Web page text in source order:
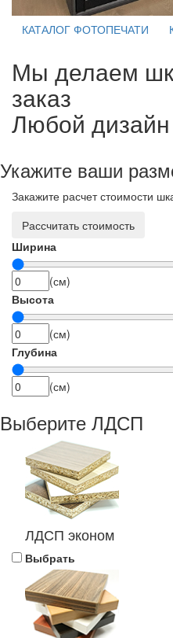
КАТАЛОГ ФОТОПЕЧАТИ
Мы делаем
заказ
Любой
Укажите ваши
Закажите расчет стоимости
Рассчитать стоимость
Ширина
(см)
Высота
(см)
Глубина
(см)
Выберите ЛДСП
ЛДСП эконом
Выбрать